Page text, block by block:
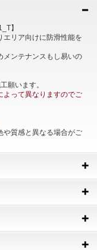
】
エリア向けに防滑性能を
メンテナンスもし易いの
願います。
って異なりますのでご
質感と異なる場合がご